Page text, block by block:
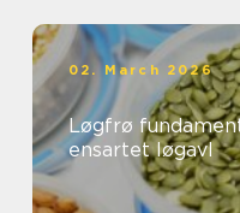
02. March 2026
Løgfrø fundamentet for en sund og
ensartet løgavl